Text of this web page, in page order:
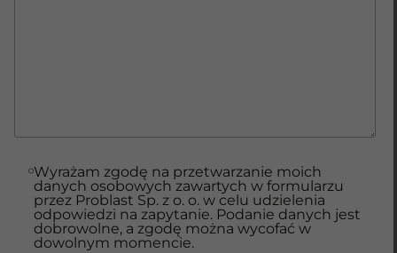
Wyrażam zgodę na przetwarzanie moich
danych osobowych zawartych w formularzu
przez Problast Sp. z o. o. w celu udzielenia
odpowiedzi na zapytanie. Podanie danych jest
dobrowolne, a zgodę można wycofać w
dowolnym momencie.